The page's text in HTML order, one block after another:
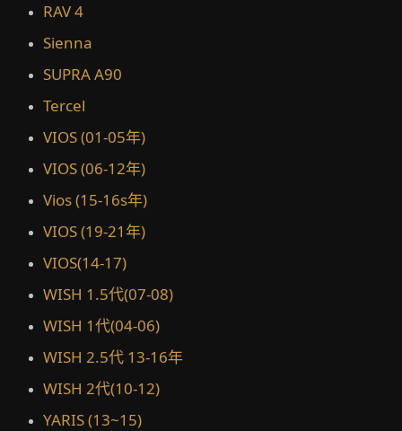
RAV 4
Sienna
SUPRA A90
Tercel
VIOS (01-05年)
VIOS (06-12年)
Vios (15-16s年)
VIOS (19-21年)
VIOS(14-17)
WISH 1.5代(07-08)
WISH 1代(04-06)
WISH 2.5代 13-16年
WISH 2代(10-12)
YARIS (13~15)